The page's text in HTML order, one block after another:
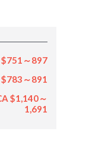
$751～897
$783～891
$1,140～
1,691